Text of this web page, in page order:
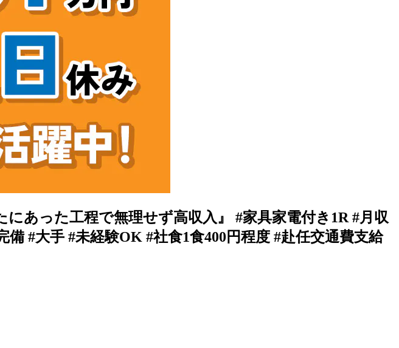
あった工程で無理せず高収入』 #家具家電付き1R #月収
#大手 #未経験OK #社食1食400円程度 #赴任交通費支給